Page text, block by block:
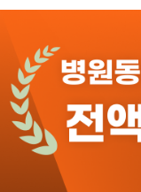
관심
3일전등록
반경